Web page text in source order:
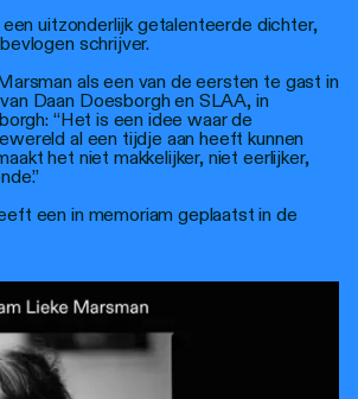
een uitzonderlijk getalenteerde dichter,
schrijver.
als een van de eersten te gast in
Daan Doesborgh en SLAA, in
“Het is een idee waar de
al een tijdje aan heeft kunnen
het niet makkelijker, niet eerlijker,
een in memoriam geplaatst in de